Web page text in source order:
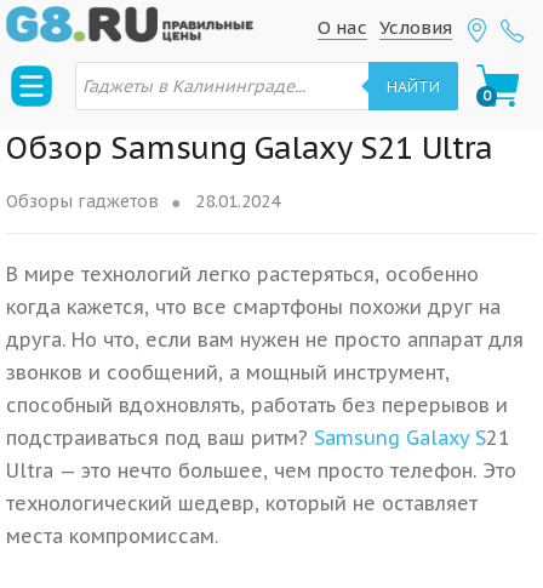
S
k
p
t
n
g
a
t
o
n
S
k
p
t
c
t
e
n
t
Условия
О нас
П
о
с
т
о
а
р
НАЙТИ 0
Обзор Samsung Galaxy S21 Ultra
Обзоры гаджетов 28.01.2024
В мире технологий легко растеряться, особенно
когда кажется, что все смартфоны похожи друг на
друга. Но что, если вам нужен не просто аппарат для
звонков и сообщений, а мощный инструмент,
способный вдохновлять, работать без перерывов и
подстраиваться под ваш ритм? Samsung Galaxy S21
Ultra — это нечто большее, чем просто телефон. Это
технологический шедевр, который не оставляет
места компромиссам.